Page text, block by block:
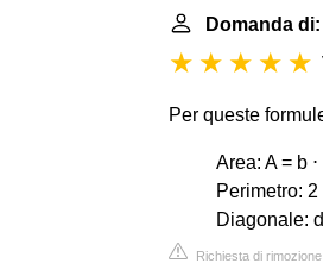
Domanda
Per queste
Area: A = b
Perimetro:
Diagonale:
Richiesta di